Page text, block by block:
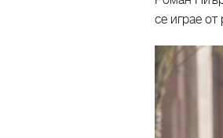
се играе